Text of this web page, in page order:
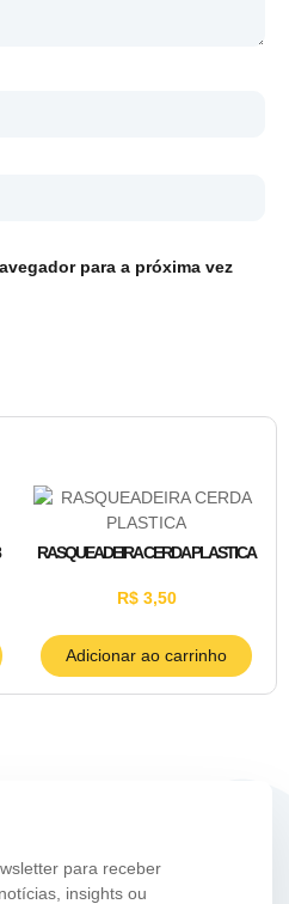
RASQUEADEIRA CERDA PLASTICA
R$3,50
Adicionar ao carrinho
para a próxima vez
para receber
insights ou